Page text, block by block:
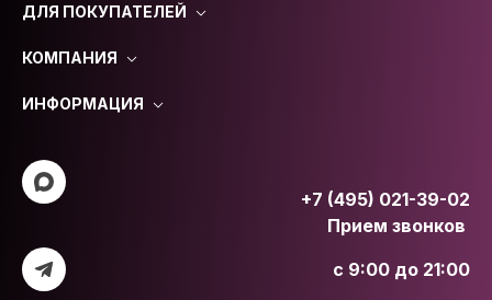
ДЛЯ ПОКУПАТЕЛЕЙ
КОМПАНИЯ
ИНФОРМАЦИЯ
+7 (495) 021-39-02
Прием звонков
с 9:00 до 21:00